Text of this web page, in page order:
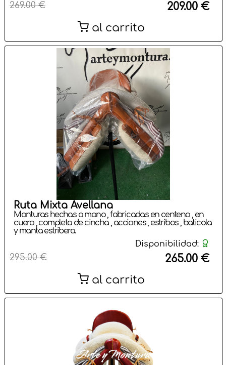
269.00 € 209.00 €
al carrito
Ruta Mixta Avellana
Monturas hechas a mano , fabricadas en centeno , en
cuero , completa de cincha , acciones , estribos , baticola
y manta estribera.
Disponibilidad:
295.00 € 265.00 €
al carrito